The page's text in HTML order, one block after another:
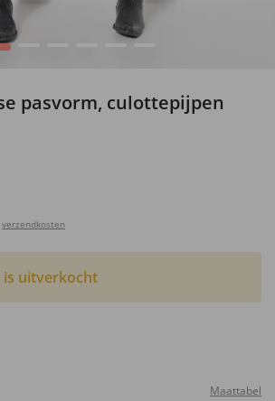
pasvorm, culottepijpen
verzendkosten
is uitverkocht
Maattabel